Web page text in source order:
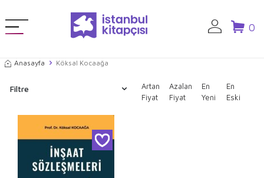
0
Anasayfa Köksal Kocaağa
Filtre
Artan
Fiyat
Azalan
Fiyat
En
Yeni
En
Eski